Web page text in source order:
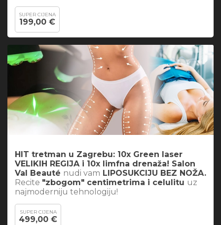
SUPER CIJENA
199,00 €
HIT tretman u Zagrebu: 10x Green laser
VELIKIH REGIJA i 10x limfna drenaža! Salon
Val Beauté nudi vam LIPOSUKCIJU BEZ NOŽA.
Recite "zbogom" centimetrima i celulitu uz
najmoderniju tehnologiju!
SUPER CIJENA
499,00 €